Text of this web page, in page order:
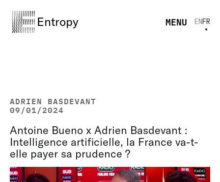
Entropy MENU ENFR
ADRIEN BASDEVANT
09/01/2024
Antoine Bueno x Adrien Basdevant :
Intelligence artificielle, la France va-t-
elle payer sa prudence ?